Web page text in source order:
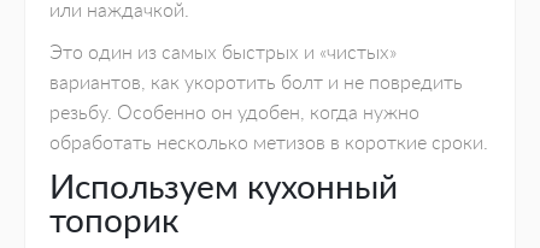
или наждачкой.
Это один из самых быстрых и «чистых»
вариантов, как укоротить болт и не повредить
резьбу. Особенно он удобен, когда нужно
обработать несколько метизов в короткие сроки.
Используем кухонный
топорик